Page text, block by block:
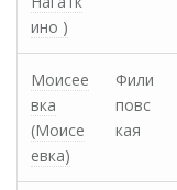
ино )
Моисее
вка
(Моисе
евка)
Фили
повс
кая